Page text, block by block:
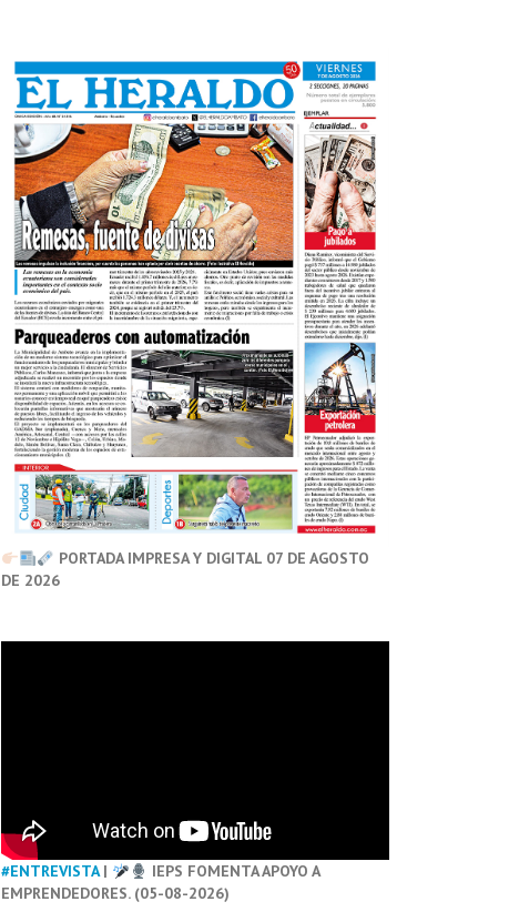
PORTADA IMPRESA Y DIGITAL 07 DE AGOSTO
DE 2026
#ENTREVISTA|
IEPS FOMENTA APOYO A
EMPRENDEDORES. (05-08-2026)